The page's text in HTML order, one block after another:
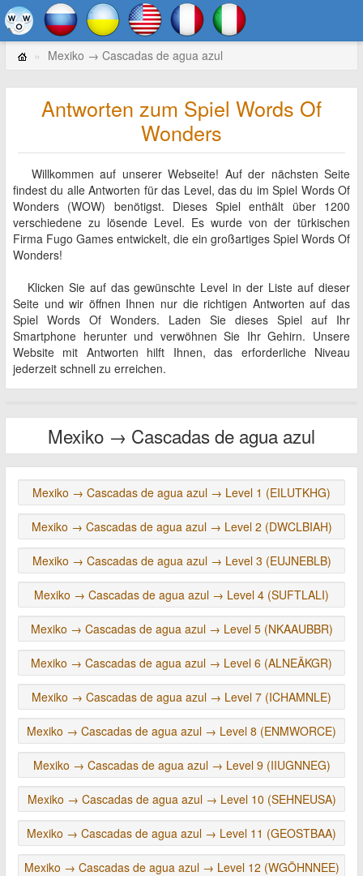
Mexiko → Cascadas de agua azul
Antworten zum Spiel Words Of
Wonders
Willkommen auf unserer Webseite! Auf der nächsten Seite
findest du alle Antworten für das Level, das du im Spiel Words Of
Wonders (WOW) benötigst. Dieses Spiel enthält über 1200
verschiedene zu lösende Level. Es wurde von der türkischen
Firma Fugo Games entwickelt, die ein großartiges Spiel Words Of
Wonders!
Klicken Sie auf das gewünschte Level in der Liste auf dieser
Seite und wir öffnen Ihnen nur die richtigen Antworten auf das
Spiel Words Of Wonders. Laden Sie dieses Spiel auf Ihr
Smartphone herunter und verwöhnen Sie Ihr Gehirn. Unsere
Website mit Antworten hilft Ihnen, das erforderliche Niveau
jederzeit schnell zu erreichen.
Mexiko → Cascadas de agua azul
Mexiko → Cascadas de agua azul → Level 1 (EILUTKHG)
Mexiko → Cascadas de agua azul → Level 2 (DWCLBIAH)
Mexiko → Cascadas de agua azul → Level 3 (EUJNEBLB)
Mexiko → Cascadas de agua azul → Level 4 (SUFTLALI)
Mexiko → Cascadas de agua azul → Level 5 (NKAAUBBR)
Mexiko → Cascadas de agua azul → Level 6 (ALNEÄKGR)
Mexiko → Cascadas de agua azul → Level 7 (ICHAMNLE)
Mexiko → Cascadas de agua azul → Level 8 (ENMWORCE)
Mexiko → Cascadas de agua azul → Level 9 (IIUGNNEG)
Mexiko → Cascadas de agua azul → Level 10 (SEHNEUSA)
Mexiko → Cascadas de agua azul → Level 11 (GEOSTBAA)
Mexiko → Cascadas de agua azul → Level 12 (WGÖHNNEE)